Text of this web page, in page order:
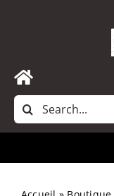
Toggle
Navigation
Accueil
Rechercher: